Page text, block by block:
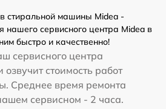
стиральной машины Midea -
нашего сервисного центра Midea в
быстро и качественно!
сервисного центра
озвучит стоимость работ
Среднее время ремонта
сервисном - 2 часа.